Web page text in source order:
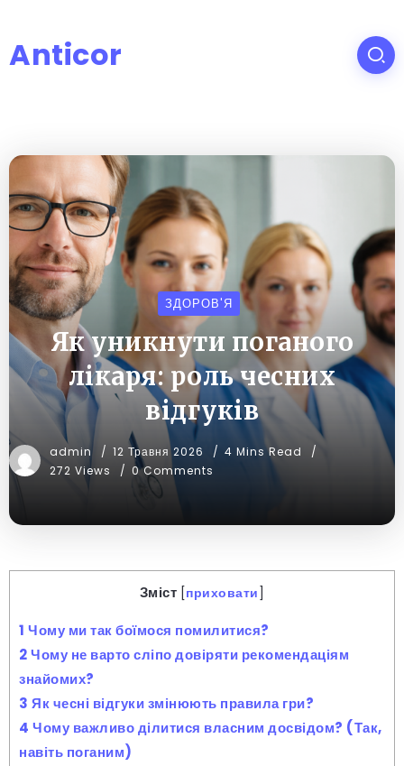
Anticor
ЗДОРОВ'Я
Як уникнути поганого
лікаря: роль чесних
відгуків
admin 12 Травня 2026
4 Mins Read
272 Views
0 Comments
Зміст [приховати ]
1 Чому ми так боїмося помилитися?
2Чому не варто сліпо довіряти рекомендаціям
знайомих?
3 Як чесні відгуки змінюють правила гри?
4 Чому важливо ділитися власним досвідом? (Так,
навіть поганим)